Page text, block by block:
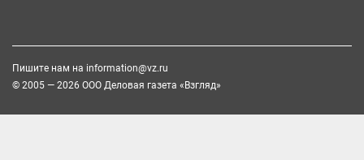
Пишите нам на information@vz.ru
© 2005 — 2026 ООО Деловая газета «Взгляд»